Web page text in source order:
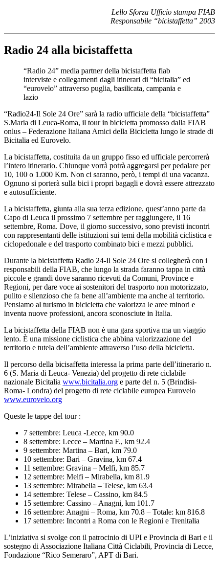
Lello Sforza Ufficio stampa FIAB
Responsabile “bicistaffetta” 2003
Radio 24 alla bicistaffetta
“Radio 24” media partner della bicistaffetta fiab
interviste e collegamenti dagli itinerari di “bicitalia” ed
“eurovelo” attraverso puglia, basilicata, campania e
lazio
“Radio24-Il Sole 24 Ore” sarà la radio ufficiale della “bicistaffetta”
S.Maria di Leuca-Roma, il tour in bicicletta promosso dalla FIAB
onlus – Federazione Italiana Amici della Bicicletta lungo le strade di
Bicitalia ed Eurovelo.
La bicistaffetta, costituita da un gruppo fisso ed ufficiale percorrerà
l’intero itinerario. Chiunque vorrà potrà aggregarsi per pedalare per
10, 100 o 1.000 Km. Non ci saranno, però, i tempi di una vacanza.
Ognuno si porterà sulla bici i propri bagagli e dovrà essere attrezzato
e autosufficiente.
La bicistaffetta, giunta alla sua terza edizione, quest’anno parte da
Capo di Leuca il prossimo 7 settembre per raggiungere, il 16
settembre, Roma. Dove, il giorno successivo, sono previsti incontri
con rappresentanti delle istituzioni sui temi della mobilità ciclistica e
ciclopedonale e del trasporto combinato bici e mezzi pubblici.
Durante la bicistaffetta Radio 24-Il Sole 24 Ore si collegherà con i
responsabili della FIAB, che lungo la strada faranno tappa in città
piccole e grandi dove saranno ricevuti da Comuni, Province e
Regioni, per dare voce ai sostenitori del trasporto non motorizzato,
pulito e silenzioso che fa bene all’ambiente ma anche al territorio.
Pensiamo al turismo in bicicletta che valorizza le aree minori e
inventa nuove professioni, ancora sconosciute in Italia.
La bicistaffetta della FIAB non è una gara sportiva ma un viaggio
lento. È una missione ciclistica che abbina valorizzazione del
territorio e tutela dell’ambiente attraverso l’uso della bicicletta.
Il percorso della bicisaffetta interessa la prima parte dell’itinerario n.
6 (S. Maria di Leuca- Venezia) del progetto di rete ciclabile
nazionale Bicitalia www.bicitalia.org e parte del n. 5 (Brindisi-
Roma- Londra) del progetto di rete ciclabile europea Eurovelo
www.eurovelo.org
Queste le tappe del tour :
7 settembre: Leuca -Lecce, km 90.0
8 settembre: Lecce – Martina F., km 92.4
9 settembre: Martina – Bari, km 79.0
10 settembre: Bari – Gravina, km 67.4
11 settembre: Gravina – Melfi, km 85.7
12 settembre: Melfi – Mirabella, km 81.9
13 settembre: Mirabella – Telese, km 63.4
14 settembre: Telese – Cassino, km 84.5
15 settembre: Cassino – Anagni, km 101.7
16 settembre: Anagni – Roma, km 70.8 – Totale: km 816.8
17 settembre: Incontri a Roma con le Regioni e Trenitalia
L’iniziativa si svolge con il patrocinio di UPI e Provincia di Bari e il
sostegno di Associazione Italiana Città Ciclabili, Provincia di Lecce,
Fondazione “Rico Semeraro”, APT di Bari.